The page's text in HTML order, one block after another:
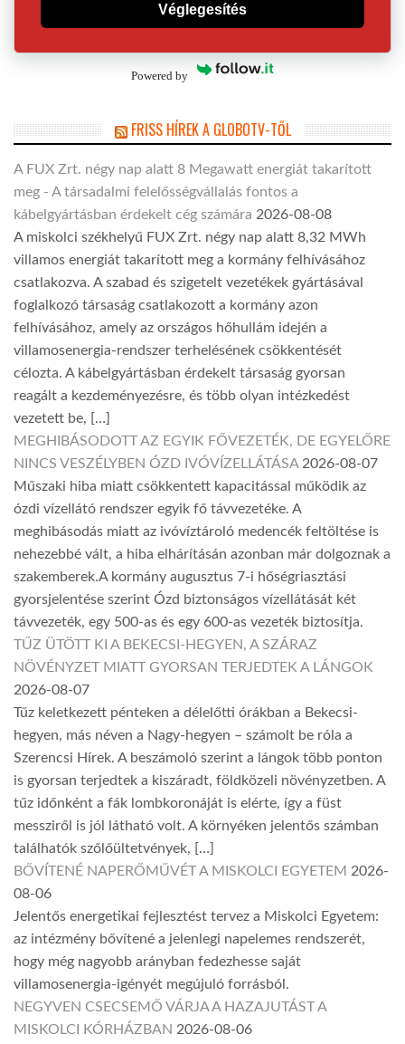
Véglegesítés
Powered by
FRISS HÍREK A GLOBOTV-TŐL
A FUX Zrt. négy nap alatt 8 Megawatt energiát takarított
meg - A társadalmi felelősségvállalás fontos a
kábelgyártásban érdekelt cég számára 2026-08-08
A miskolci székhelyű FUX Zrt. négy nap alatt 8,32 MWh
villamos energiát takarított meg a kormány felhívásához
csatlakozva. A szabad és szigetelt vezetékek gyártásával
foglalkozó társaság csatlakozott a kormány azon
felhívásához, amely az országos hőhullám idején a
villamosenergia-rendszer terhelésének csökkentését
célozta. A kábelgyártásban érdekelt társaság gyorsan
reagált a kezdeményezésre, és több olyan intézkedést
vezetett be, […]
MEGHIBÁSODOTT AZ EGYIK FŐVEZETÉK, DE EGYELŐRE
NINCS VESZÉLYBEN ÓZD IVÓVÍZELLÁTÁSA 2026-08-07
Műszaki hiba miatt csökkentett kapacitással működik az
ózdi vízellátó rendszer egyik fő távvezetéke. A
meghibásodás miatt az ivóvíztároló medencék feltöltése is
nehezebbé vált, a hiba elhárításán azonban már dolgoznak a
szakemberek.A kormány augusztus 7-i hőségriasztási
gyorsjelentése szerint Ózd biztonságos vízellátását két
távvezeték, egy 500-as és egy 600-as vezeték biztosítja.
TŰZ ÜTÖTT KI A BEKECSI-HEGYEN, A SZÁRAZ
NÖVÉNYZET MIATT GYORSAN TERJEDTEK A LÁNGOK
2026-08-07
Tűz keletkezett pénteken a délelőtti órákban a Bekecsi-
hegyen, más néven a Nagy-hegyen – számolt be róla a
Szerencsi Hírek. A beszámoló szerint a lángok több ponton
is gyorsan terjedtek a kiszáradt, földközeli növényzetben. A
tűz időnként a fák lombkoronáját is elérte, így a füst
messziről is jól látható volt. A környéken jelentős számban
találhatók szőlőültetvények, […]
BŐVÍTENÉ NAPERŐMŰVÉT A MISKOLCI EGYETEM 2026-
08-06
Jelentős energetikai fejlesztést tervez a Miskolci Egyetem:
az intézmény bővítené a jelenlegi napelemes rendszerét,
hogy még nagyobb arányban fedezhesse saját
villamosenergia-igényét megújuló forrásból.
NEGYVEN CSECSEMŐ VÁRJA A HAZAJUTÁST A
MISKOLCI KÓRHÁZBAN 2026-08-06